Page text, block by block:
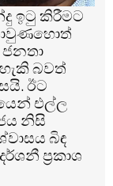
ඉටු කිරීමට
බවත්
ඊට
එල්ල
නිසි
බිඳ
ප්‍රකාශ